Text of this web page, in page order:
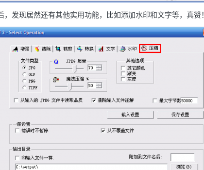
发现居然还有其他实用功能，比如添加水印和文字等，真赞！